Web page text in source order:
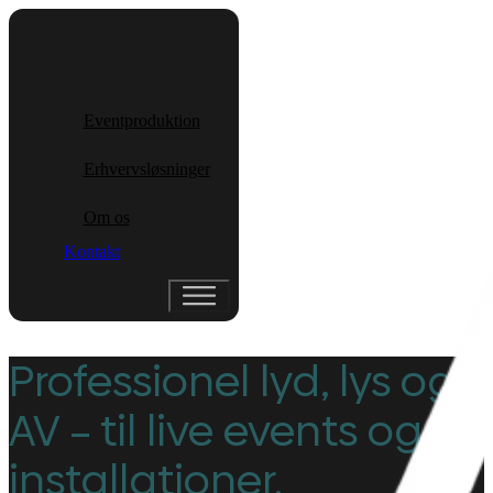
Eventproduktion
Erhvervsløsninger
Om os
Kontakt
Professionel lyd, lys og
AV – til live events og
installationer.